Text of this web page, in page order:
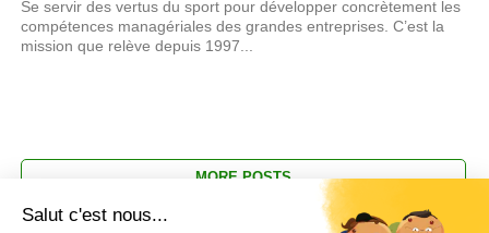
Se servir des vertus du sport pour développer concrètement les
compétences managériales des grandes entreprises. C’est la
mission que relève depuis 1997...
MORE POSTS